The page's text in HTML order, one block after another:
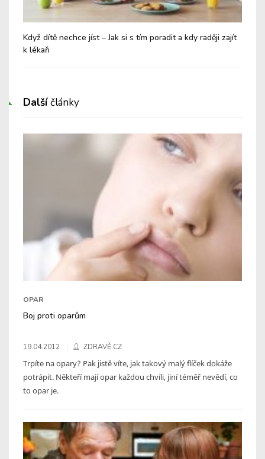
Když dítě nechce jíst – Jak si s tím poradit a kdy raději zajít
k lékaři
Dalšíčlánky
OPAR
Boj proti oparům
19.04.2012 ZDRAVĚ.CZ
Trpíte na opary? Pak jistě víte, jak takový malý flíček dokáže
potrápit. Někteří mají opar každou chvíli, jiní téměř nevědí, co
to opar je.